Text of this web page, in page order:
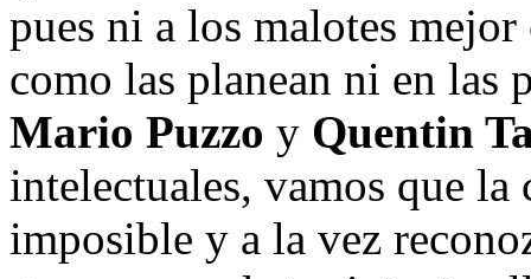
pues ni a los malotes mejor
como las planean ni en las
Mario Puzzo y Quentin
intelectuales, vamos que la
imposible y a la vez